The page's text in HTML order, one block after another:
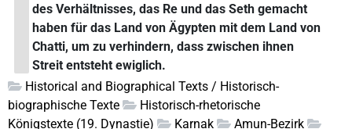
des Verhältnisses, das Re und das Seth gemacht
haben für das Land von Ägypten mit dem Land von
Chatti, um zu verhindern, dass zwischen ihnen
Streit entsteht ewiglich.
Historical and Biographical Texts / Historisch-
biographische Texte
Historisch-rhetorische
Königstexte (19. Dynastie)
Karnak
Amun-Bezirk